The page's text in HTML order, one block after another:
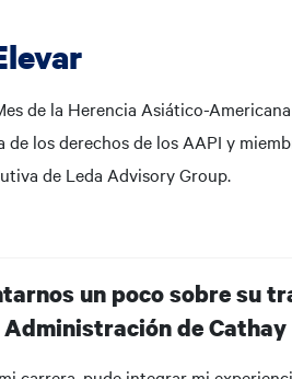
de la Herencia Asiático-
de los derechos de los AAPI y
de Leda Advisory Group.
un poco sobre su
Administración de Cathay